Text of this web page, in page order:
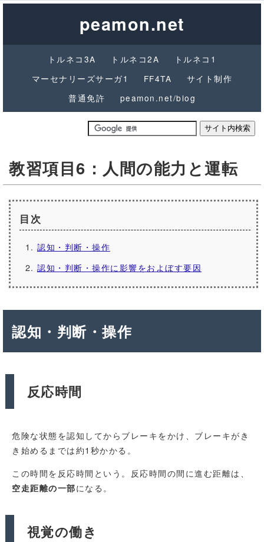
peamon.net
トルネコ3A トルネコ2A
トルネコ1
マーセナリーズサーガ1
FF4TA
サイト制作
普通免許
peamon.net/blog
教習項目6：人間の能力と運転
目次
認知・判断・操作
認知・判断・操作に影響をおよぼす要因
認知・判断・操作
反応時間
危険な状態を認知してからブレーキをかけ、ブレーキがき
き始めるまでは約1秒かかる。
この時間を反応時間という。反応時間の間に進む距離は、
空走距離の一部になる。
視覚の働き